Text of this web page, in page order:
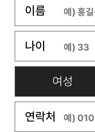
이름
나이
여성
연락처